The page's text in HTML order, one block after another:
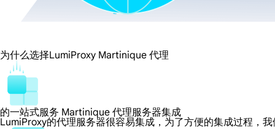
为什么选择LumiProxy Martinique 代理
的一站式服务 Martinique 代理服务器集成
LumiProxy的代理服务器很容易集成，为了方便的集成过程，